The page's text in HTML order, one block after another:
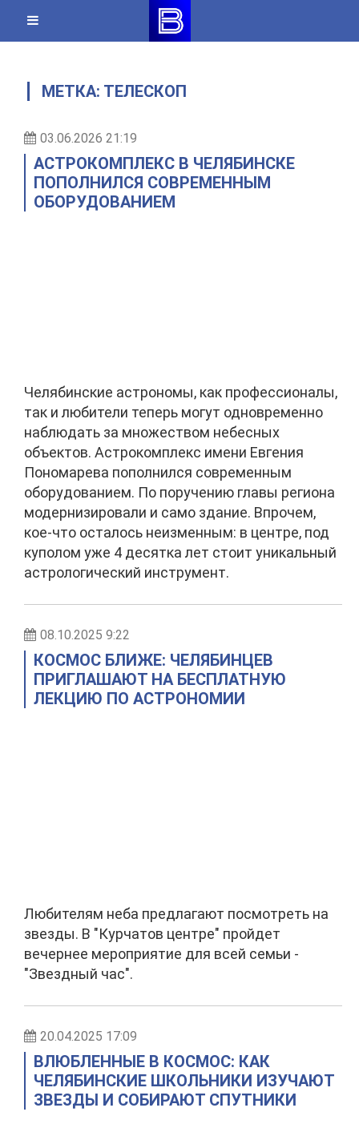
content
МЕТКА: ТЕЛЕСКОП
03.06.2026 21:19
АСТРОКОМПЛЕКС В ЧЕЛЯБИНСКЕ
ПОПОЛНИЛСЯ СОВРЕМЕННЫМ
ОБОРУДОВАНИЕМ
Челябинские астрономы, как профессионалы,
так и любители теперь могут одновременно
наблюдать за множеством небесных
объектов. Астрокомплекс имени Евгения
Пономарева пополнился современным
оборудованием. По поручению главы региона
модернизировали и само здание. Впрочем,
кое-что осталось неизменным: в центре, под
куполом уже 4 десятка лет стоит уникальный
астрологический инструмент.
08.10.2025 9:22
КОСМОС БЛИЖЕ: ЧЕЛЯБИНЦЕВ
ПРИГЛАШАЮТ НА БЕСПЛАТНУЮ
ЛЕКЦИЮ ПО АСТРОНОМИИ
Любителям неба предлагают посмотреть на
звезды. В "Курчатов центре" пройдет
вечернее мероприятие для всей семьи -
"Звездный час".
20.04.2025 17:09
ВЛЮБЛЕННЫЕ В КОСМОС: КАК
ЧЕЛЯБИНСКИЕ ШКОЛЬНИКИ ИЗУЧАЮТ
ЗВЕЗДЫ И СОБИРАЮТ СПУТНИКИ